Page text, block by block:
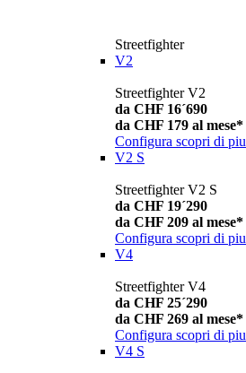
Streetfighter
V2
Streetfighter V2
da CHF 16´690
da CHF 179 al mese*
Configura scopri di piu
V2 S
Streetfighter V2 S
da CHF 19´290
da CHF 209 al mese*
Configura scopri di piu
V4
Streetfighter V4
da CHF 25´290
da CHF 269 al mese*
Configura scopri di piu
V4 S